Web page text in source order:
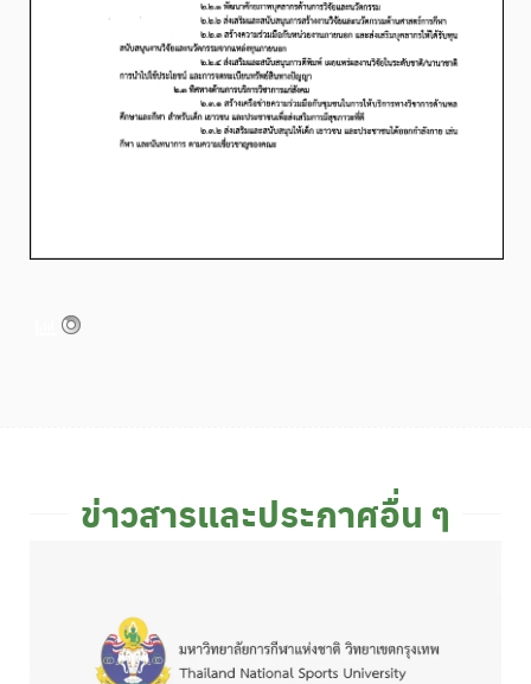
ข่าวสารและประกาศอื่น ๆ